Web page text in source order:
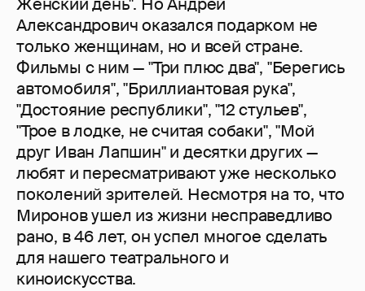
Александрович оказался подарком не
только женщинам, но и всей стране.
Фильмы с ним — "Три плюс два", "Берегись
автомобиля", "Бриллиантовая рука",
"Достояние республики", "12 стульев",
"Трое в лодке, не считая собаки", "Мой
друг Иван Лапшин" и десятки других —
любят и пересматривают уже несколько
поколений зрителей. Несмотря на то, что
Миронов ушел из жизни несправедливо
рано, в 46 лет, он успел многое сделать
для нашего театрального и
киноискусства.